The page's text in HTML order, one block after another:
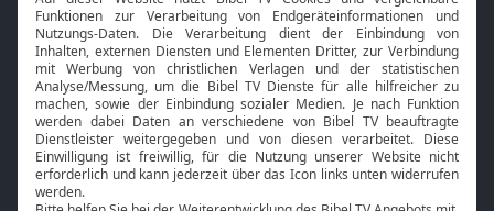
Neuigkeiten
Smart TV
HbbTV
Bibelthek Online-Bibel
Nächster Gottesdienst
Bibel TV Service